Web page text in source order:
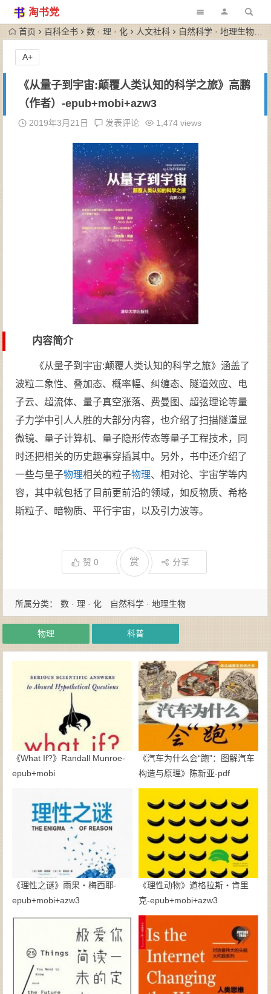
淘书党
首页 百科全书 数 · 理 · 化 人文社科 自然科学 · 地理生物
《从量子到宇宙:颠覆人类认知的科学之旅》高鹏
（作者）-epub+mobi+azw3
2019年3月21日 发表评论 1,474 views
内容简介
《从量子到宇宙:颠覆人类认知的科学之旅》涵盖了
波粒二象性、叠加态、概率幅、纠缠态、隧道效应、电
子云、超流体、量子真空涨落、费曼图、超弦理论等量
子力学中引人人胜的大部分内容，也介绍了扫描隧道显
微镜、量子计算机、量子隐形传态等量子工程技术，同
时还把相关的历史趣事穿插其中。另外，书中还介绍了
一些与量子物理相关的粒子物理、相对论、宇宙学等内
容，其中就包括了目前更前沿的领域，如反物质、希格
斯粒子、暗物质、平行宇宙，以及引力波等。
赞0 赏 分享
A+
所属分类： 数 · 理 · 化 自然科学 · 地理生物
物理 科普
《What If?》Randall Munroe-
epub+mobi
《汽车为什么会“跑”：图解汽车
构造与原理》陈新亚-pdf
《理性之谜》雨果・梅西耶-
epub+mobi+azw3
《理性动物》道格拉斯・肯里
克-epub+mobi+azw3